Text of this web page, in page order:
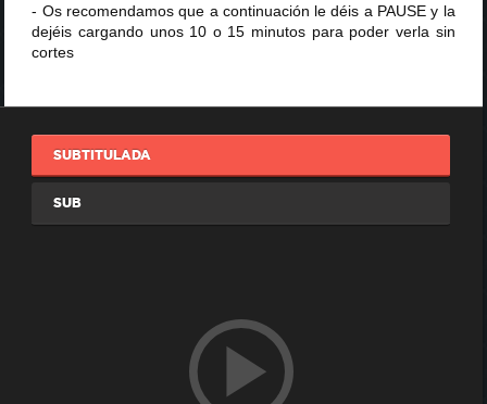
- Os recomendamos que a continuación le déis a PAUSE y la
dejéis cargando unos 10 o 15 minutos para poder verla sin
cortes
SUBTITULADA
SUB